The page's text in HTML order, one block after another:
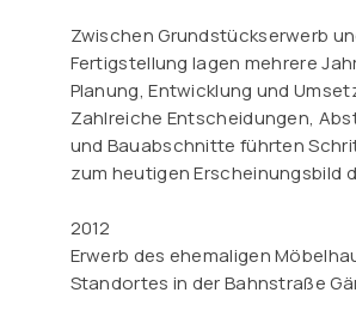
Zwischen Grundstückserwerb
Fertigstellung lagen mehrere
Planung, Entwicklung und
Zahlreiche Entscheidungen,
und Bauabschnitte führten
zum heutigen Erscheinungsbild
2012
Erwerb des ehemaligen
Standortes in der Bahnstraße